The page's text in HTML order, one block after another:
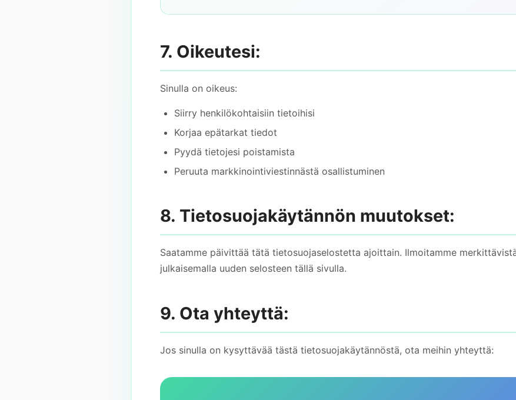
7. Oikeutesi:
Sinulla on oikeus:
Siirry henkilökohtaisiin tietoihisi
Korjaa epätarkat tiedot
Pyydä tietojesi poistamista
Peruuta markkinointiviestinnästä osallistuminen
8. Tietosuojakäytännön muutokset:
Saatamme päivittää tätä tietosuojaselostetta ajoittain. Ilmoitamme
julkaisemalla uuden selosteen tällä sivulla.
9. Ota yhteyttä:
Jos sinulla on kysyttävää tästä tietosuojakäytännöstä, ota meihin yhteyttä: